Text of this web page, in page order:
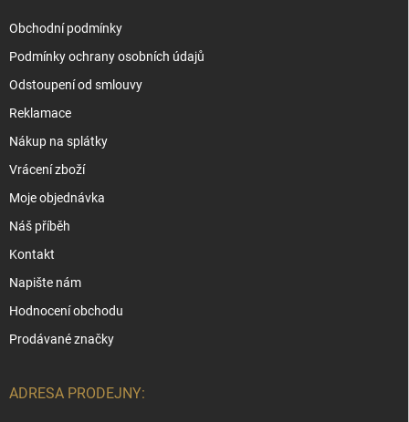
Obchodní podmínky
Podmínky ochrany osobních údajů
Odstoupení od smlouvy
Reklamace
Nákup na splátky
Vrácení zboží
Moje objednávka
Náš příběh
Kontakt
Napište nám
Hodnocení obchodu
Prodávané značky
ADRESA PRODEJNY: